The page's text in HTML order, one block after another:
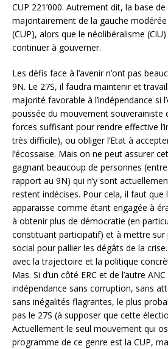
CUP 221’000. Autrement dit, la base
majoritairement de la gauche modérée
(CUP), alors que le néolibéralisme
continuer à gouverner.
Les défis face à l’avenir n’ont pas
9N. Le 27S, il faudra maintenir et
majorité favorable à l’indépendance si
poussée du mouvement souverainiste
forces suffisant pour rendre effective
très difficile), ou obliger l’Etat à
l’écossaise. Mais on ne peut assurer
gagnant beaucoup de personnes (entre
rapport au 9N) qui n’y sont
restent indécises. Pour cela, il faut que
apparaisse comme étant engagée à
à obtenir plus de démocratie (en
constituant participatif) et à mettre sur
social pour pallier les dégâts de la
avec la trajectoire et la politique
Mas. Si d’un côté ERC et de l’autre
indépendance sans corruption, sans
sans inégalités flagrantes, le plus
pas le 27S (à supposer que cette
Actuellement le seul mouvement qui
programme de ce genre est la CUP,